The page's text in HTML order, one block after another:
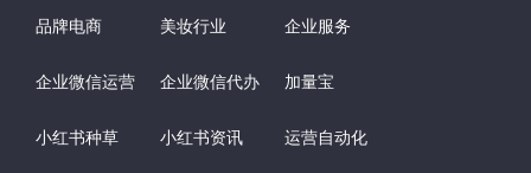
品牌电商 美妆行业 企业服务
企业微信运营 企业微信代办 加量宝
小红书种草 小红书资讯 运营自动化